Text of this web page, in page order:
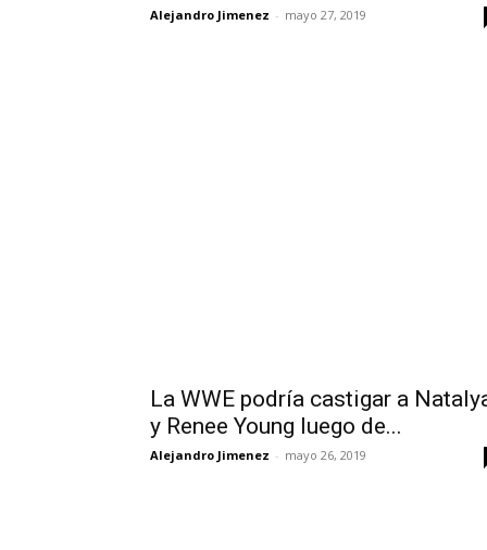
Alejandro Jimenez - mayo 27, 2019
La WWE podría castigar a
y Renee Young luego de...
Alejandro Jimenez - mayo 26, 2019